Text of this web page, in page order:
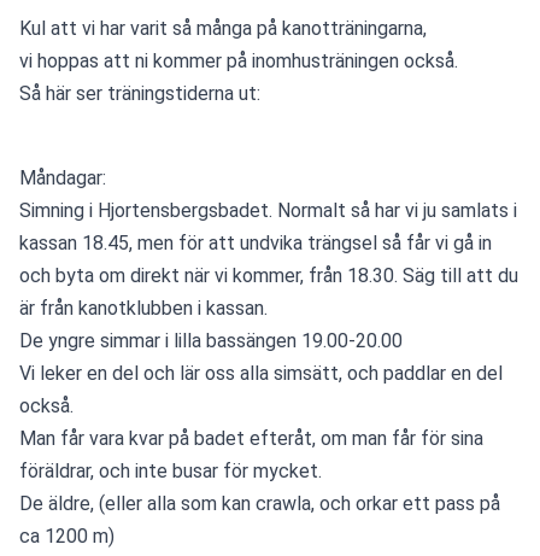
Kul att vi har varit så många på kanotträningarna,
vi hoppas att ni kommer på inomhusträningen också.
Så här ser träningstiderna ut:
Måndagar:
Simning i Hjortensbergsbadet. Normalt så har vi ju samlats i
kassan 18.45, men för att undvika trängsel så får vi gå in
och byta om direkt när vi kommer, från 18.30. Säg till att du
är från kanotklubben i kassan.
De yngre simmar i lilla bassängen 19.00-20.00
Vi leker en del och lär oss alla simsätt, och paddlar en del
också.
Man får vara kvar på badet efteråt, om man får för sina
föräldrar, och inte busar för mycket.
De äldre, (eller alla som kan crawla, och orkar ett pass på
ca 1200 m)